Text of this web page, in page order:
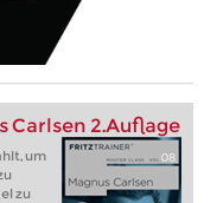
Carlsen 2.Auflage
um
zu